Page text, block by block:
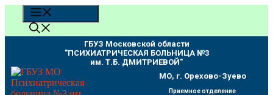
Перейти
содержимому
ГБУЗ Московской области
"ПCИХИАТРИЧЕСКАЯ БОЛЬНИЦА №3
им. Т.Б. ДМИТРИЕВОЙ"
МО, г. Орехово-Зуево
Приемное отделение